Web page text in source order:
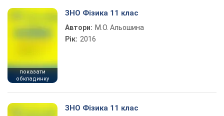
показати
обкладинку
ЗНО Фізика 11 клас
Автори: М.О. Альошина
Рік: 2016
ЗНО Фізика 11 клас